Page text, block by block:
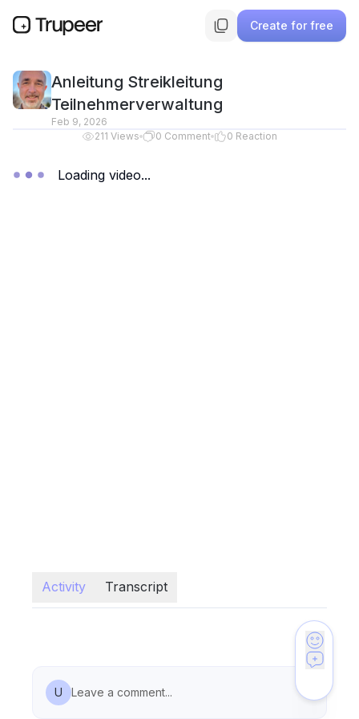
Create for free
Anleitung Streikleitung
Teilnehmerverwaltung
Feb 9, 2026
211 Views 0 Comment 0 Reaction
Loading video...
Activity Transcript
U